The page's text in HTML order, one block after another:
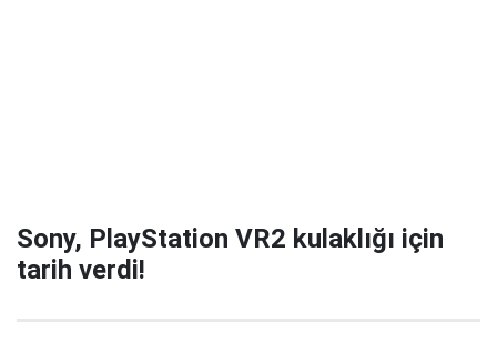
Sony, PlayStation VR2 kulaklığı için
tarih verdi!